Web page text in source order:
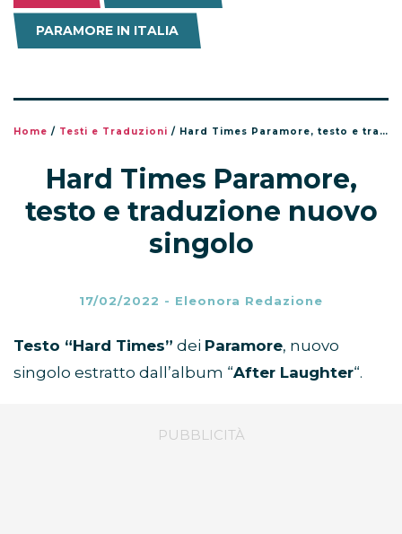
PARAMORE IN ITALIA
Home / Testi e Traduzioni / Hard Times Paramore, testo e traduzione nuovo singolo
Hard Times Paramore,
testo e traduzione nuovo
singolo
17/02/2022 - Eleonora Redazione
Testo “Hard Times” dei Paramore, nuovo
singolo estratto dall’album “After Laughter“.